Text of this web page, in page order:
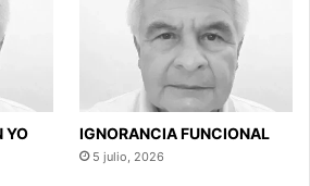
YO IGNORANCIA FUNCIONAL
5 julio, 2026